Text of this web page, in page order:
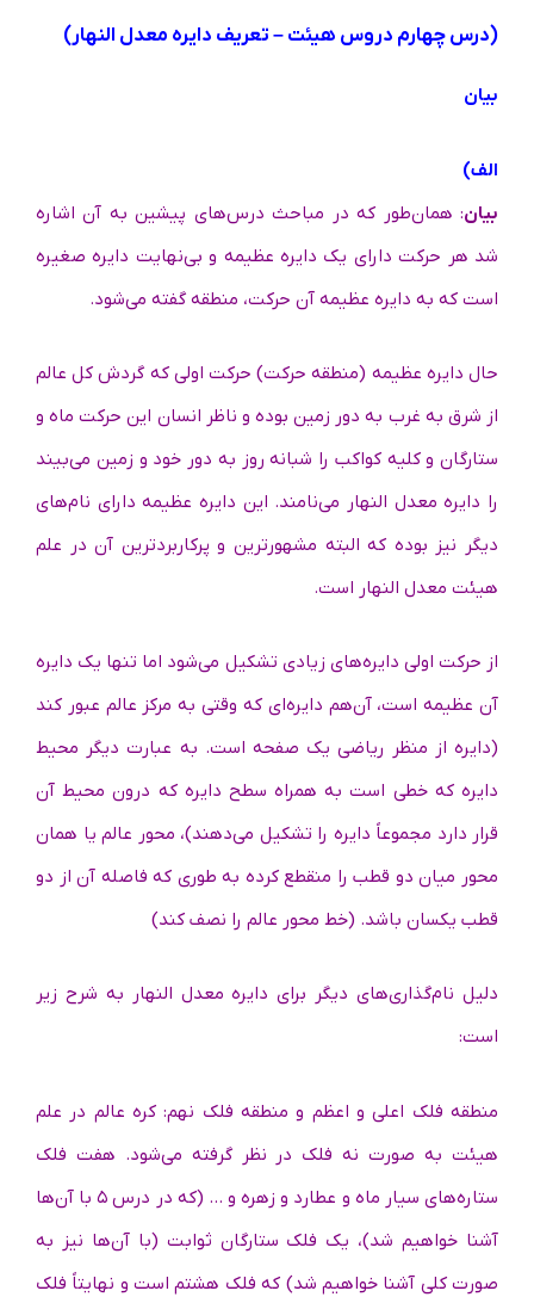
(درس چهارم دروس هیئت – تعریف دایره معدل النهار)
بیان
الف)
بیان: همان‌طور که در مباحث درس‌های پیشین به آن اشاره
شد هر حرکت دارای یک دایره عظیمه و بی‌نهایت دایره صغیره
است که به دایره عظیمه آن حرکت، منطقه گفته می‌شود.
حال دایره عظیمه (منطقه حرکت) حرکت اولی که گردش کل عالم
از شرق به غرب به دور زمین بوده و ناظر انسان این حرکت ماه و
ستارگان و کلیه کواکب را شبانه روز به دور خود و زمین می‌بیند
را دایره معدل النهار می‌نامند. این دایره عظیمه دارای نام‌های
دیگر نیز بوده که البته مشهورترین و پرکاربردترین آن در علم
هیئت معدل النهار است.
از حرکت اولی دایره‌های زیادی تشکیل می‌شود اما تنها یک دایره
آن عظیمه است، آن‌هم دایره‌ای که وقتی به مرکز عالم عبور کند
(دایره از منظر ریاضی یک صفحه است. به‌ عبارت‌ دیگر محیط
دایره که خطی است به همراه سطح دایره که درون محیط آن
قرار دارد مجموعاً دایره را تشکیل می‌دهند)، محور عالم یا همان
محور میان دو قطب را منقطع کرده به‌ طوری‌ که فاصله آن از دو
قطب یکسان باشد. (خط محور عالم را نصف کند)
دلیل نام‌گذاری‌های دیگر برای دایره معدل النهار به شرح زیر
است:
منطقه فلک اعلی و اعظم و منطقه فلک نهم: کره عالم در علم
هیئت به‌ صورت نه فلک در نظر گرفته می‌شود. هفت فلک
ستاره‌های سیار ماه و عطارد و زهره و … (که در درس ۵ با آن‌ها
آشنا خواهیم شد)، یک فلک ستارگان ثوابت (با آن‌ها نیز به
صورت کلی آشنا خواهیم شد) که فلک هشتم است و نهایتاً فلک